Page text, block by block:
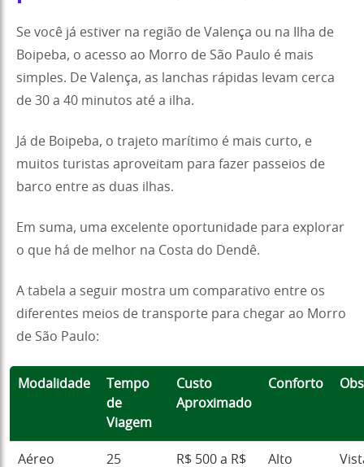
Se você já estiver na região de Valença ou na Ilha de
Boipeba, o acesso ao Morro de São Paulo é mais
simples. De Valença, as lanchas rápidas levam cerca
de 30 a 40 minutos até a ilha.
Já de Boipeba, o trajeto marítimo é mais curto, e
muitos turistas aproveitam para fazer passeios de
barco entre as duas ilhas.
Em suma, uma excelente oportunidade para explorar
o que há de melhor na Costa do Dendê.
A tabela a seguir mostra um comparativo entre os
diferentes meios de transporte para chegar ao Morro
de São Paulo:
Modalidade
Tempo
de
Viagem
Custo
Aproximado
Conforto
Aéreo
25
R$ 500 a R$
Alto